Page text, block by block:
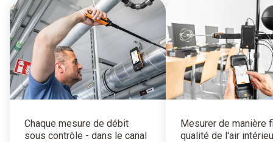
Chaque mesure de débit
sous contrôle - dans le canal
Mesurer de manière
qualité de l'air